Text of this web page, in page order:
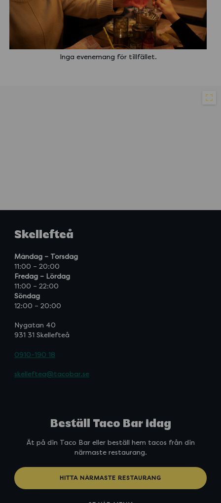
Inga evenemang för tillfället.
Skellefteå
Måndag – Torsdag
11:00 – 20:00
Fredag – Lördag
11:00 – 22:00
Söndag
12:00 – 20:00
Nygatan 40
931 31 Skellefteå
0910-190 18
skelleftea@tacobar.se
Beställ Taco Bar idag
Ät på din Taco Bar eller beställ hem tacos från din
närmaste restaurang.
HITTA NÄRMASTE RESTAURANG